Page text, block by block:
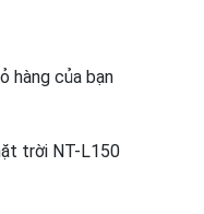
hàng của bạn
trời NT-L150